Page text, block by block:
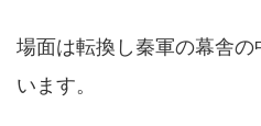
場面は転換し秦軍の幕舎
います。